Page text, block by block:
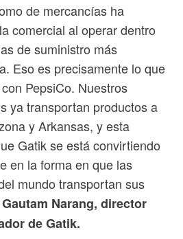
de mercancías ha
comercial al operar dentro
de suministro más
Eso es precisamente lo que
PepsiCo. Nuestros
ya transportan productos a
y Arkansas, y esta
Gatik se está convirtiendo
en la forma en que las
mundo transportan sus
Gautam Narang, director
de Gatik.